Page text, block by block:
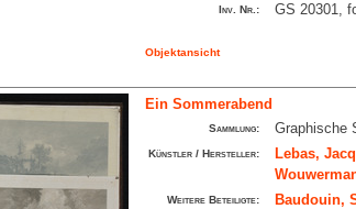
Inv. Nr.: GS 20301,
Objektansicht
Ein Sommerabend
Sammlung: Graphische
Künstler / Hersteller: Lebas,
Weitere Beteiligte: Baudouin,